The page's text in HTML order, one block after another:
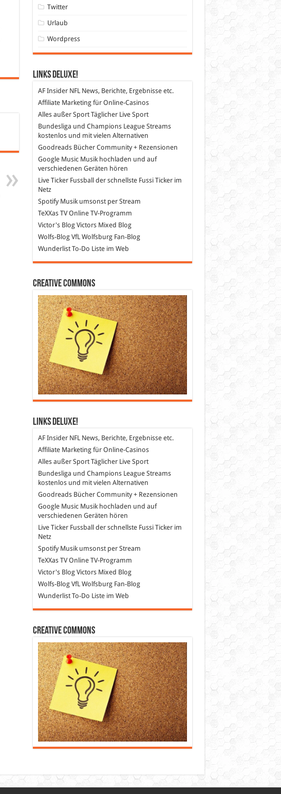
Twitter
Urlaub
Wordpress
Links DeLuXe!
AF InsiderNFL News, Berichte, Ergebnisse etc.
Affiliate Marketingfür Online-Casinos
Alles außer SportTäglicher Live Sport
Bundesliga und Champions League Streams
kostenlos und mit vielen Alternativen
GoodreadsBücher Community + Rezensionen
Google MusicMusik hochladen und auf
verschiedenen Geräten hören
Live Ticker Fussball
der schnellste Fussi Ticker im
Netz
SpotifyMusik umsonst per Stream
TeXXas TVOnline TV-Programm
Victor's BlogVictors Mixed Blog
Wolfs-BlogVfL Wolfsburg Fan-Blog
WunderlistTo-Do Liste im Web
Creative Commons
Links DeLuXe!
AF InsiderNFL News, Berichte, Ergebnisse etc.
Affiliate Marketingfür Online-Casinos
Alles außer SportTäglicher Live Sport
Bundesliga und Champions League Streams
kostenlos und mit vielen Alternativen
GoodreadsBücher Community + Rezensionen
Google MusicMusik hochladen und auf
verschiedenen Geräten hören
Live Ticker Fussball
der schnellste Fussi Ticker im
Netz
SpotifyMusik umsonst per Stream
TeXXas TVOnline TV-Programm
Victor's BlogVictors Mixed Blog
Wolfs-BlogVfL Wolfsburg Fan-Blog
WunderlistTo-Do Liste im Web
Creative Commons